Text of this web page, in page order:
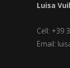
Luisa
Cell: +39
Email: